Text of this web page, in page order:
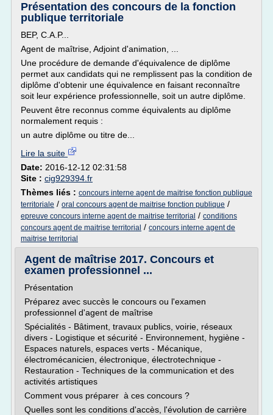
Présentation des concours de la fonction
publique territoriale
BEP, C.A.P...
Agent de maîtrise, Adjoint d'animation, ...
Une procédure de demande d'équivalence de diplôme
permet aux candidats qui ne remplissent pas la condition de
diplôme d'obtenir une équivalence en faisant reconnaître
soit leur expérience professionnelle, soit un autre diplôme.
Peuvent être reconnus comme équivalents au diplôme
normalement requis :
un autre diplôme ou titre de...
Lire la suite
Date: 2016-12-12 02:31:58
Site : cig929394.fr
Thèmes liés : concours interne agent de maitrise fonction publique
territoriale / oral concours agent de maitrise fonction publique /
epreuve concours interne agent de maitrise territorial / conditions
concours agent de maitrise territorial / concours interne agent de
maitrise territorial
Agent de maîtrise 2017. Concours et
examen professionnel ...
Présentation
Préparez avec succès le concours ou l'examen
professionnel d'agent de maîtrise
Spécialités - Bâtiment, travaux publics, voirie, réseaux
divers - Logistique et sécurité - Environnement, hygiène -
Espaces naturels, espaces verts - Mécanique,
électromécanicien, électronique, électrotechnique -
Restauration - Techniques de la communication et des
activités artistiques
Comment vous préparer à ces concours ?
Quelles sont les conditions d'accès, l'évolution de carrière